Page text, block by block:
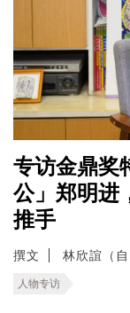
专访金鼎奖
公」郑明进
推手
撰文 林欣誼（自
人物专访